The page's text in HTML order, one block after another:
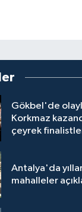
Gökbel'de
Korkmaz
çeyrek
Antalya'da
mahalleler